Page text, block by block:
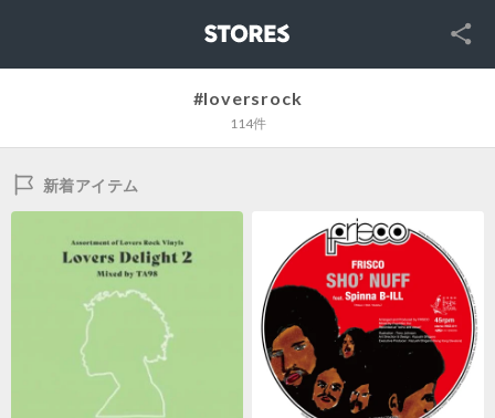
SNS
#loversrock
114件
新着アイテム